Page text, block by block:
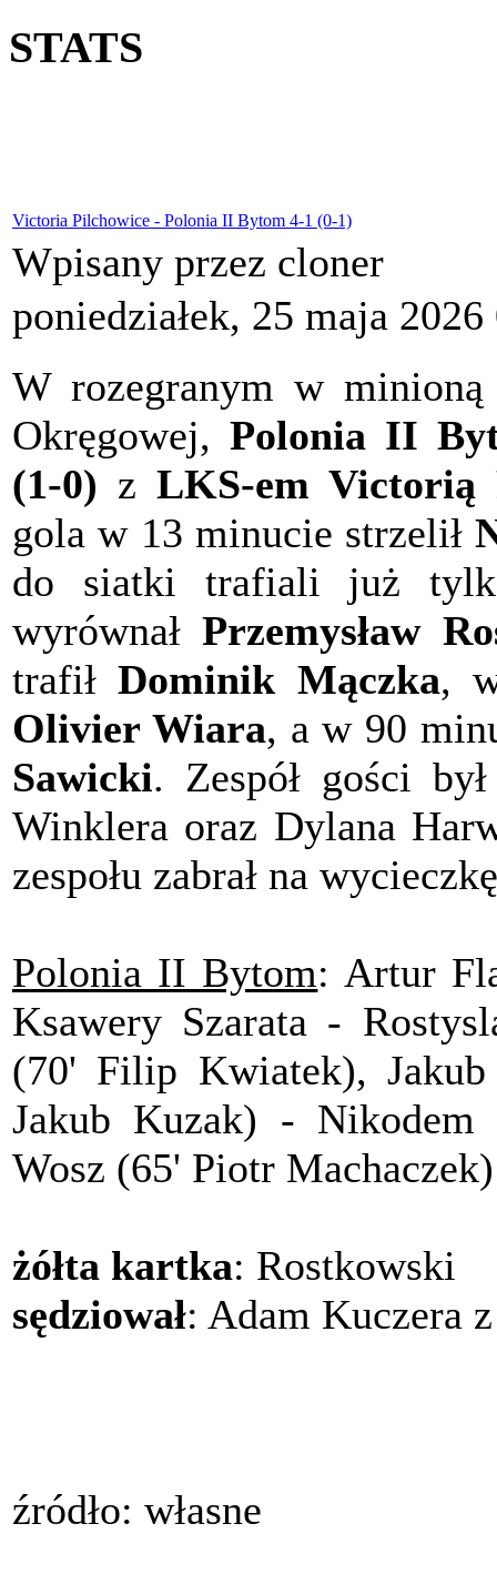
STATS
Victoria Pilchowice - Polonia II Bytom 4-1 (0-1)
Wpisany przez cloner
poniedziałek, 25 maja 2026
W rozegranym w
Okręgowej, Polonia II
(1-0) z LKS-em Victorią
gola w 13 minucie strzelił
do siatki trafiali już
wyrównałPrzemysław
trafiłDominik Mączka,
Olivier Wiara, a w 90
Sawicki. Zespół gości
Winklera oraz Dylana
zespołu zabrał na
Polonia II Bytom: Artur
Ksawery Szarata -
(70' Filip Kwiatek), Jakub
Jakub Kuzak) - Nikodem
Wosz (65' Piotr Machaczek)
żółta kartka: Rostkowski
sędziował: Adam Kuczera
źródło: własne